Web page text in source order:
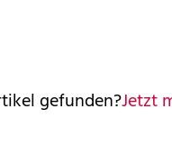
gefunden?Jetzt